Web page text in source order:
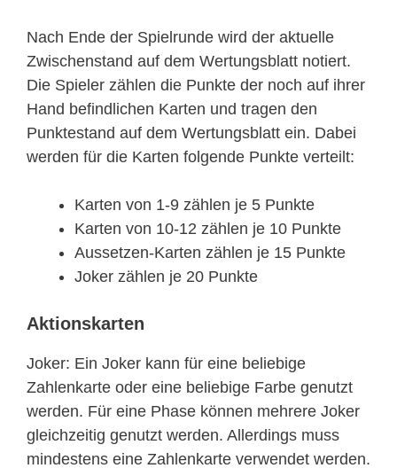
Nach Ende der Spielrunde wird der aktuelle
Zwischenstand auf dem Wertungsblatt notiert.
Die Spieler zählen die Punkte der noch auf ihrer
Hand befindlichen Karten und tragen den
Punktestand auf dem Wertungsblatt ein. Dabei
werden für die Karten folgende Punkte verteilt:
Karten von 1-9 zählen je 5 Punkte
Karten von 10-12 zählen je 10 Punkte
Aussetzen-Karten zählen je 15 Punkte
Joker zählen je 20 Punkte
Aktionskarten
Joker: Ein Joker kann für eine beliebige
Zahlenkarte oder eine beliebige Farbe genutzt
werden. Für eine Phase können mehrere Joker
gleichzeitig genutzt werden. Allerdings muss
mindestens eine Zahlenkarte verwendet werden.